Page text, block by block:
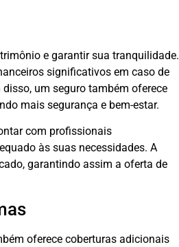
e garantir sua tranquilidade.
significativos em caso de
um seguro também oferece
mais segurança e bem-estar.
com profissionais
às suas necessidades. A
garantindo assim a oferta de
oferece coberturas adicionais